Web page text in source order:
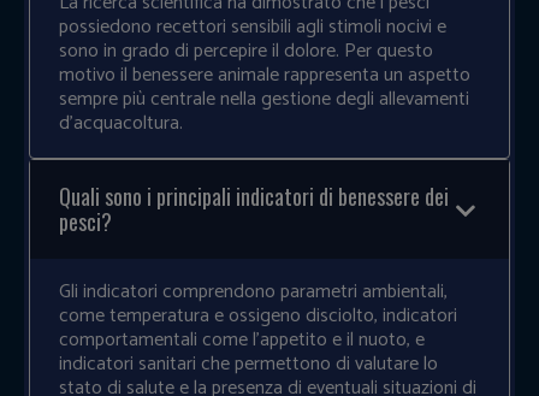
possiedono recettori sensibili agli stimoli nocivi e
sono in grado di percepire il dolore. Per questo
motivo il benessere animale rappresenta un aspetto
sempre più centrale nella gestione degli allevamenti
d’acquacoltura.
Quali sono i principali indicatori di benessere dei
pesci?
Gli indicatori comprendono parametri ambientali,
come temperatura e ossigeno disciolto, indicatori
comportamentali come l’appetito e il nuoto, e
indicatori sanitari che permettono di valutare lo
stato di salute e la presenza di eventuali situazioni di